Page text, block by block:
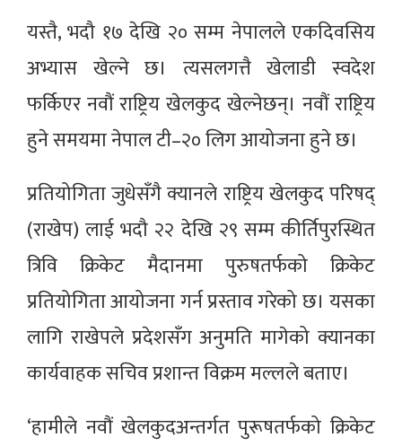
यस्तै, भदौ १७ देखि २० सम्म नेपालले एकदिवसिय
अभ्यास खेल्ने छ। त्यसलगत्तै खेलाडी स्वदेश
फर्किएर नवौं राष्ट्रिय खेलकुद खेल्नेछन्। नवौं राष्ट्रिय
हुने समयमा नेपाल टी–२० लिग आयोजना हुने छ।
प्रतियोगिता जुधेसँगै क्यानले राष्ट्रिय खेलकुद परिषद्
(राखेप) लाई भदौ २२ देखि २९ सम्म कीर्तिपुरस्थित
त्रिवि क्रिकेट मैदानमा पुरुषतर्फको क्रिकेट
प्रतियोगिता आयोजना गर्न प्रस्ताव गरेको छ। यसका
लागि राखेपले प्रदेशसँग अनुमति मागेको क्यानका
कार्यवाहक सचिव प्रशान्त विक्रम मल्लले बताए।
‘हामीले नवौं खेलकुदअन्तर्गत पुरूषतर्फको क्रिकेट